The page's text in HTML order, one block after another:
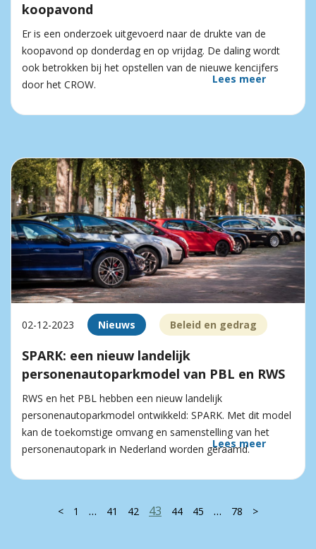
koopavond
Er is een onderzoek uitgevoerd naar de drukte van de
koopavond op donderdag en op vrijdag. De daling wordt
ook betrokken bij het opstellen van de nieuwe kencijfers
door het CROW.
Lees meer
02-12-2023 Nieuws Beleid en gedrag
SPARK: een nieuw landelijk
personenautoparkmodel van PBL en RWS
RWS en het PBL hebben een nieuw landelijk
personenautoparkmodel ontwikkeld: SPARK. Met dit model
kan de toekomstige omvang en samenstelling van het
personenautopark in Nederland worden geraamd.
Lees meer
< 1 … 41 42 43 44 45 … 78 >